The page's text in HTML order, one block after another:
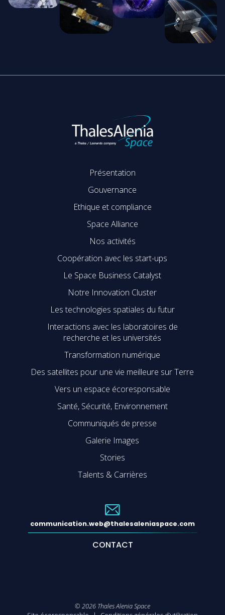
Présentation
Gouvernance
Ethique et compliance
Space Alliance
Nos activités
Coopération avec les start-ups
Le Space Business Catalyst
Notre Innovation Cluster
Les technologies spatiales du futur
Interactions avec les laboratoires de
recherche et les universités
Transformation numérique
Des satellites pour une vie meilleure sur Terre
Vers un espace écoresponsable
Santé, Sécurité, Environnement
Communiqués de presse
Galerie Images
Stories
Talents & Carrières
communication.web@thalesaleniaspace.com
CONTACT
© 2026 Thales Alenia Space